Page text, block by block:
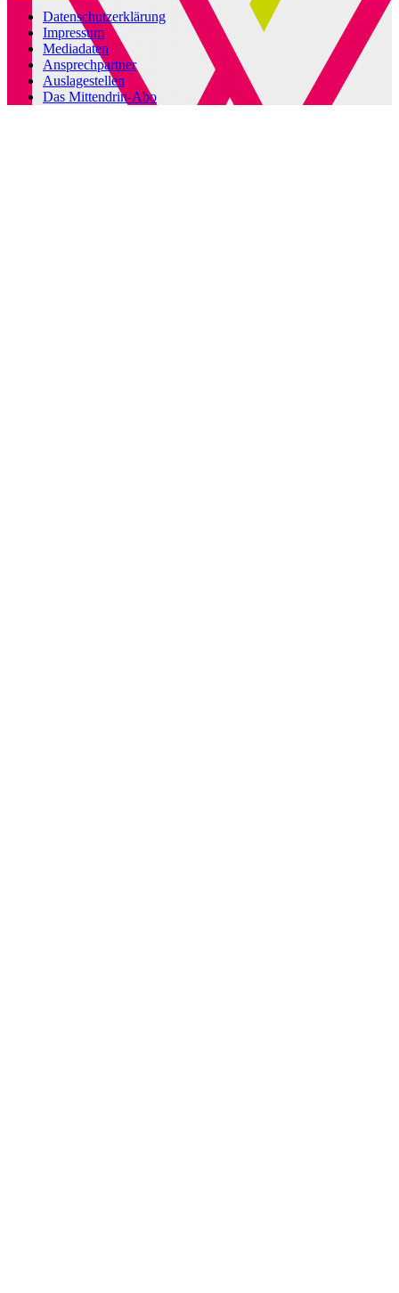
Datenschutzerklärung
Impressum
Mediadaten
Ansprechpartner
Auslagestellen
Das Mittendrin-Abo